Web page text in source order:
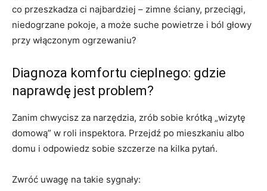
co przeszkadza ci najbardziej – zimne ściany, przeciągi,
niedogrzane pokoje, a może suche powietrze i ból głowy
przy włączonym ogrzewaniu?
Diagnoza komfortu cieplnego: gdzie
naprawdę jest problem?
Zanim chwycisz za narzędzia, zrób sobie krótką „wizytę
domową” w roli inspektora. Przejdź po mieszkaniu albo
domu i odpowiedz sobie szczerze na kilka pytań.
Zwróć uwagę na takie sygnały: